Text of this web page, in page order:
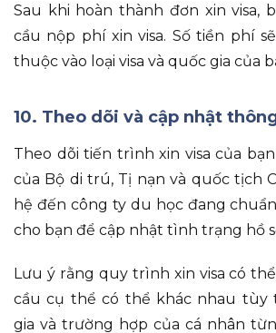
Sau khi hoàn thành đơn xin visa,
cầu nộp phí xin visa. Số tiền phí
thuộc vào loại visa và quốc gia của
10. Theo dõi và cập nhật
Theo dõi tiến trình xin visa của
của Bộ di trú, Tị nạn và quốc tịch
hệ đến công ty du học đang
cho bạn để cập nhật tình trạng hồ
Lưu ý rằng quy trình xin visa có
cầu cụ thể có thể khác nhau tùy
gia và trường hợp của cá nhân